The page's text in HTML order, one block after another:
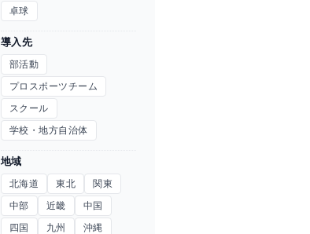
卓球
導入先
部活動
プロスポーツチーム
スクール
学校・地方自治体
地域
北海道 東北
関東
中部
近畿
中国
四国
九州 沖縄